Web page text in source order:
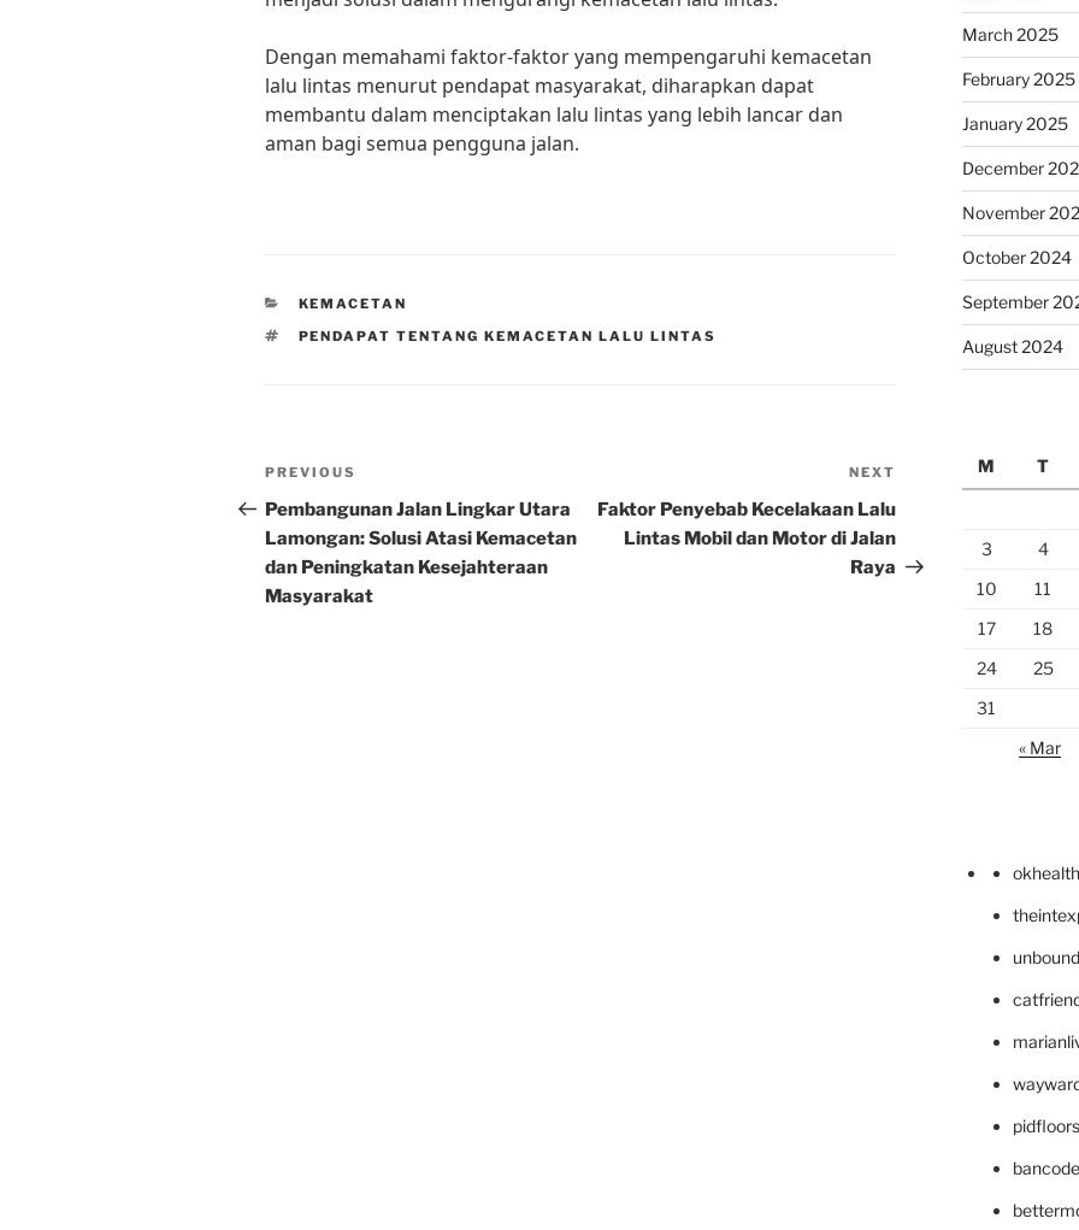
Dengan memahami faktor-faktor yang mempengaruhi kemacetan
lalu lintas menurut pendapat masyarakat, diharapkan dapat
membantu dalam menciptakan lalu lintas yang lebih lancar dan
aman bagi semua pengguna jalan.
CATEGORIES
KEMACETAN
TAGS
PENDAPAT TENTANG KEMACETAN LALU LINTAS
Post
navigation
Previous
Post
PREVIOUS
Pembangunan Jalan Lingkar Utara
Lamongan: Solusi Atasi Kemacetan
dan Peningkatan Kesejahteraan
Masyarakat
Post
NEXT
Faktor Penyebab Kecelakaan Lalu
Lintas Mobil dan Motor di Jalan
Raya
March 2025
February 2025
January 2025
December
November
October 2024
September
August 2024
M
T
3
4
10
11
17
18
24
25
31
« Mar